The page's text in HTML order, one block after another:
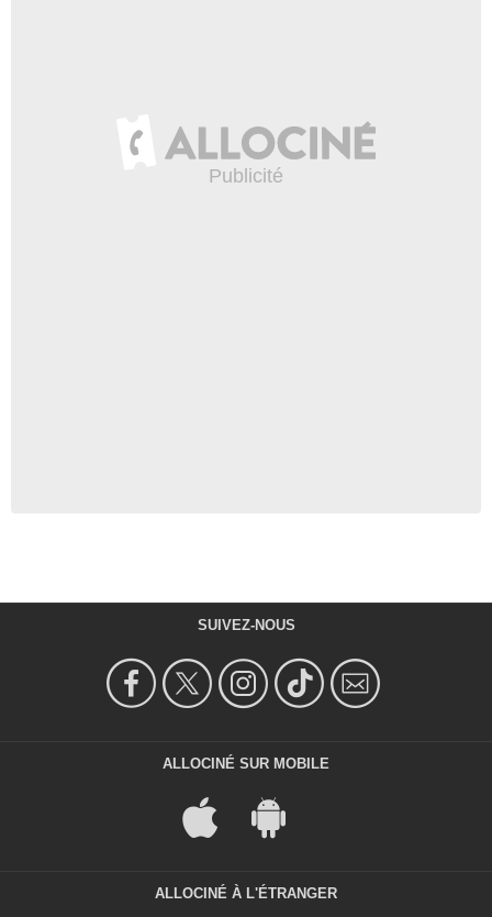
SUIVEZ-NOUS
ALLOCINÉ SUR MOBILE
ALLOCINÉ À L'ÉTRANGER